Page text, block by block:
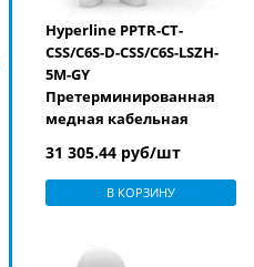
Hyperline PPTR-CT-
CSS/C6S-D-CSS/C6S-LSZH-
5M-GY
Претерминированная
медная кабельная
обоих концах, категория
6, экранированная, LSZH,
5 м, цвет серый
31 305.44 руб/шт
В КОРЗИНУ